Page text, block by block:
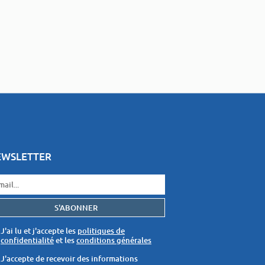
J'ai lu et j'accepte les politiques de
confidentialitéet lesconditions générales
J'accepte de recevoir des informations